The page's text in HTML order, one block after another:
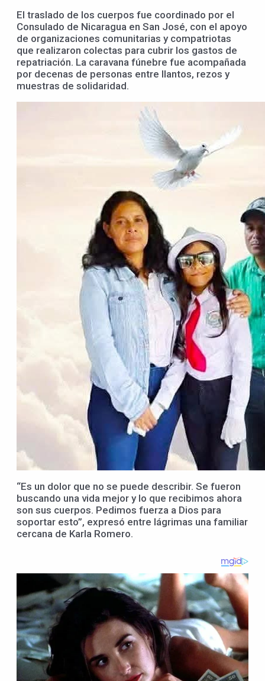
El traslado de los cuerpos fue coordinado por el
Consulado de Nicaragua en San José, con el apoyo
de organizaciones comunitarias y compatriotas
que realizaron colectas para cubrir los gastos de
repatriación. La caravana fúnebre fue acompañada
por decenas de personas entre llantos, rezos y
muestras de solidaridad.
“Es un dolor que no se puede describir. Se fueron
buscando una vida mejor y lo que recibimos ahora
son sus cuerpos. Pedimos fuerza a Dios para
soportar esto”, expresó entre lágrimas una familiar
cercana de Karla Romero.